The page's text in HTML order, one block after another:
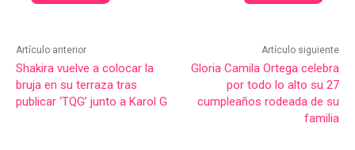
Artículo anterior
Shakira vuelve a colocar la
bruja en su terraza tras
publicar ‘TQG’ junto a Karol G
Artículo siguiente
Gloria Camila Ortega celebra
por todo lo alto su 27
cumpleaños rodeada de su
familia